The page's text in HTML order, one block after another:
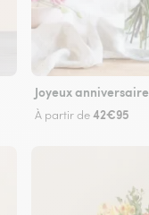
Joyeux anniversaire
À partir de42€95